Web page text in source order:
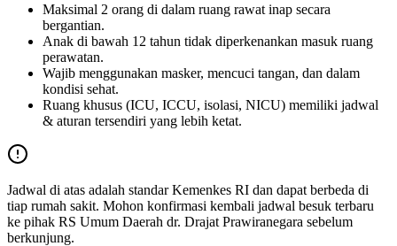
Maksimal 2 orang di dalam ruang rawat inap secara
bergantian.
Anak di bawah 12 tahun tidak diperkenankan masuk ruang
perawatan.
Wajib menggunakan masker, mencuci tangan, dan dalam
kondisi sehat.
Ruang khusus (ICU, ICCU, isolasi, NICU) memiliki jadwal
& aturan tersendiri yang lebih ketat.
Jadwal di atas adalah standar Kemenkes RI dan dapat berbeda di
tiap rumah sakit. Mohon konfirmasi kembali jadwal besuk terbaru
ke pihak RS Umum Daerah dr. Drajat Prawiranegara sebelum
berkunjung.